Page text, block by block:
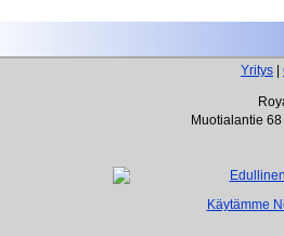
Yritys
Muotialantie
Käytämme